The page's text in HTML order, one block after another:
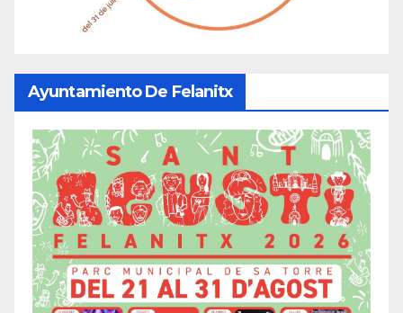
Ayuntamiento De Felanitx